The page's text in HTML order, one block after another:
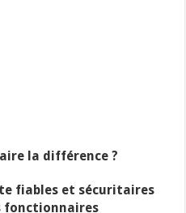
la différence?
fiables et sécuritaires
fonctionnaires